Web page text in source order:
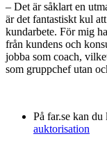
– Det är såklart en
är det fantastiskt kul
kundarbete. För mig
från kundens och
jobba som coach,
som gruppchef utan
På far.se kan
auktorisation